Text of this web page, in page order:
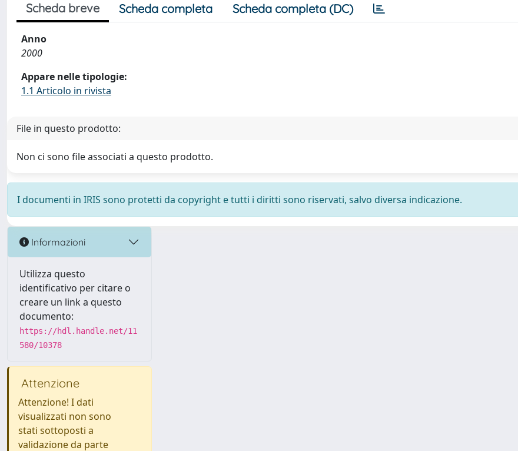
Scheda breve Scheda completa Scheda completa (DC)
Anno
2000
Appare nelle tipologie:
1.1 Articolo in rivista
File in questo prodotto:
Non ci sono file associati a questo prodotto.
I documenti in IRIS sono protetti da copyright e tutti i diritti sono riservati, salvo diversa indicazione.
Informazioni
Utilizza questo
identificativo per citare o
creare un link a questo
documento:
https://hdl.handle.net/11
580/10378
Attenzione
Attenzione! I dati
visualizzati non sono
stati sottoposti a
validazione da parte